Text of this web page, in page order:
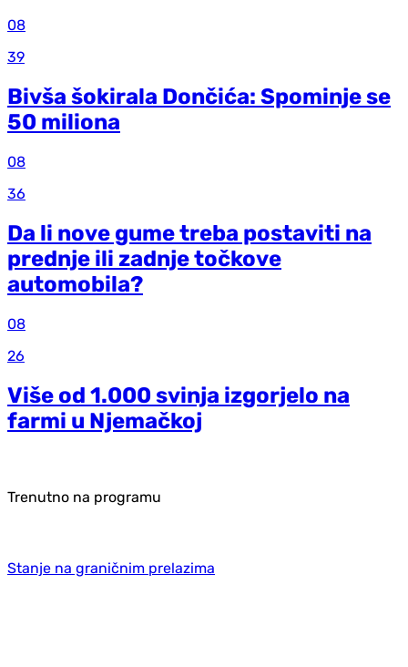
08
39
Bivša šokirala Dončića: Spominje se
50 miliona
08
36
Da li nove gume treba postaviti na
prednje ili zadnje točkove
automobila?
08
26
Više od 1.000 svinja izgorjelo na
farmi u Njemačkoj
Trenutno na programu
Stanje na graničnim prelazima